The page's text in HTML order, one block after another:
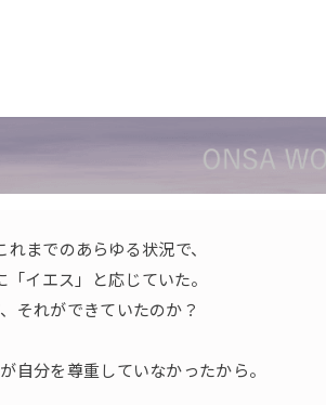
れまでのあらゆる状況で、
「イエス」と応じていた。
それができていたのか？
自分を尊重していなかったから。